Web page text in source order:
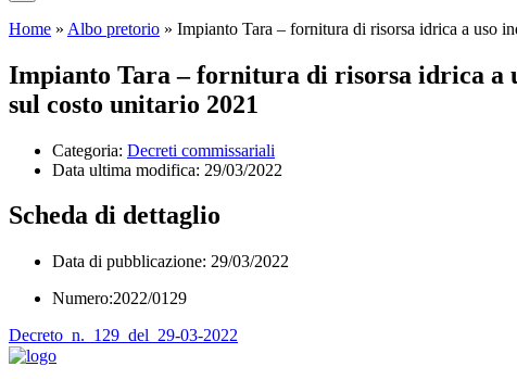
Home » Albo pretorio » Impianto Tara – fornitura di risorsa idrica a uso
Impianto Tara – fornitura di risorsa idrica a
sul costo unitario 2021
Categoria: Decreti commissariali
Data ultima modifica: 29/03/2022
Scheda di dettaglio
Data di pubblicazione: 29/03/2022
Numero:2022/0129
Decreto_n._129_del_29-03-2022